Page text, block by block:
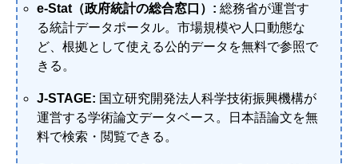
e-Stat（政府統計の総合窓口）: 総務省が運営す
る統計データポータル。市場規模や人口動態な
ど、根拠として使える公的データを無料で参照で
きる。
J-STAGE: 国立研究開発法人科学技術振興機構が
運営する学術論文データベース。日本語論文を無
料で検索・閲覧できる。